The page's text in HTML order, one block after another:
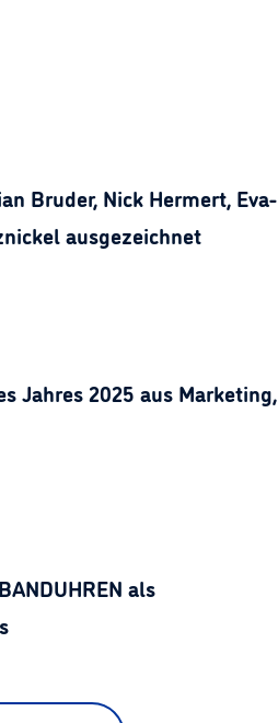
Bruder, Nick Hermert, Eva-
ausgezeichnet
Jahres 2025 aus Marketing,
als